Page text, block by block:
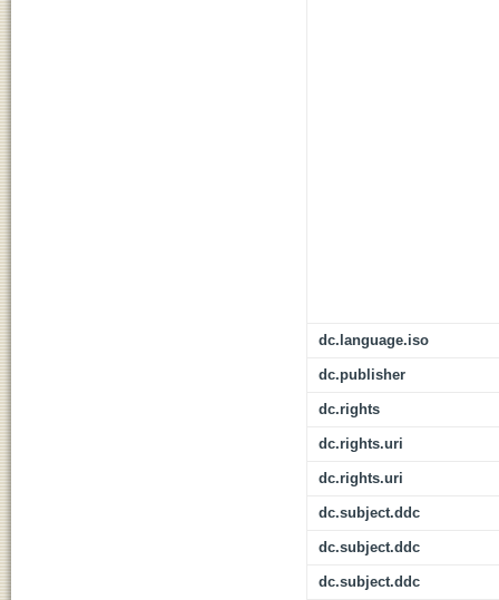
dc.language.iso
dc.publisher
dc.rights
dc.rights.uri
dc.rights.uri
dc.subject.ddc
dc.subject.ddc
dc.subject.ddc